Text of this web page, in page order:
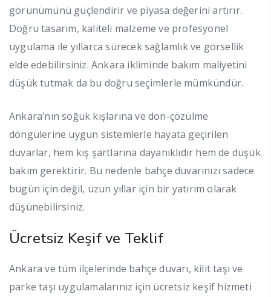
görünümünü güçlendirir ve piyasa değerini artırır.
Doğru tasarım, kaliteli malzeme ve profesyonel
uygulama ile yıllarca sürecek sağlamlık ve görsellik
elde edebilirsiniz. Ankara ikliminde bakım maliyetini
düşük tutmak da bu doğru seçimlerle mümkündür.
Ankara’nın soğuk kışlarına ve don-çözülme
döngülerine uygun sistemlerle hayata geçirilen
duvarlar, hem kış şartlarına dayanıklıdır hem de düşük
bakım gerektirir. Bu nedenle bahçe duvarınızı sadece
bugün için değil, uzun yıllar için bir yatırım olarak
düşünebilirsiniz.
Ücretsiz Keşif ve Teklif
Ankara ve tüm ilçelerinde bahçe duvarı, kilit taşı ve
parke taşı uygulamalarınız için ücretsiz keşif hizmeti